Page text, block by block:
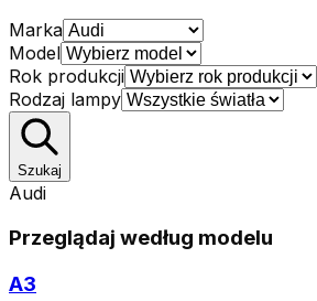
Marka
Model
Rok produkcji
Rodzaj lampy
Szukaj
Audi
Przeglądaj według modelu
A3